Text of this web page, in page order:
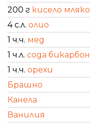
200 г кисело мляко
4 с.л. олио
1 ч.ч. мед
1 ч.л. сода
1 ч.ч. орехи
Брашно
Канела
Ванилия